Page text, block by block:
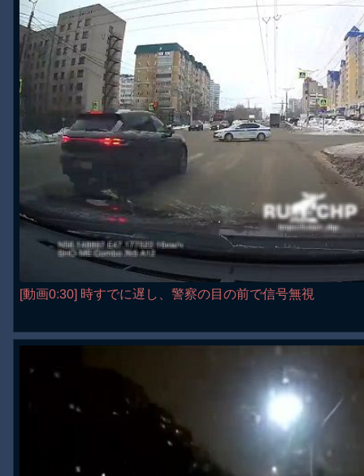
[動画0:30] 時すでに遅し、警察の目の前で信号無視